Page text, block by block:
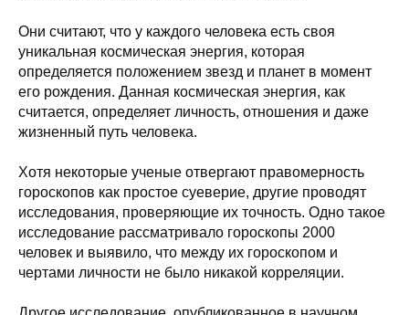
Они считают, что у каждого человека есть своя
уникальная космическая энергия, которая
определяется положением звезд и планет в момент
его рождения. Данная космическая энергия, как
считается, определяет личность, отношения и даже
жизненный путь человека.
Хотя некоторые ученые отвергают правомерность
гороскопов как простое суеверие, другие проводят
исследования, проверяющие их точность. Одно такое
исследование рассматривало гороскопы 2000
человек и выявило, что между их гороскопом и
чертами личности не было никакой корреляции.